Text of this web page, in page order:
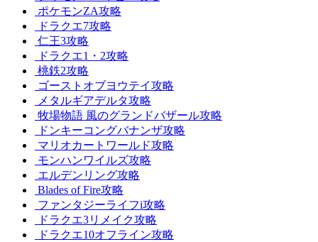
ポケモンZA攻略
ドラクエ7攻略
仁王3攻略
ドラクエ1・2攻略
桃鉄2攻略
ゴーストオブヨウテイ攻略
メタルギアデルタ攻略
牧場物語 風のグランドバザール攻略
ドンキーコングバナンザ攻略
マリオカートワールド攻略
モンハンワイルズ攻略
エルデンリング攻略
Blades of Fire攻略
ファンタジーライフi攻略
ドラクエ3リメイク攻略
ドラクエ10オフライン攻略